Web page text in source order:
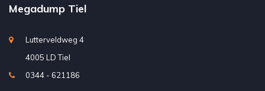
Megadump Tiel
Lutterveldweg 4
4005 LD Tiel
0344 - 621186